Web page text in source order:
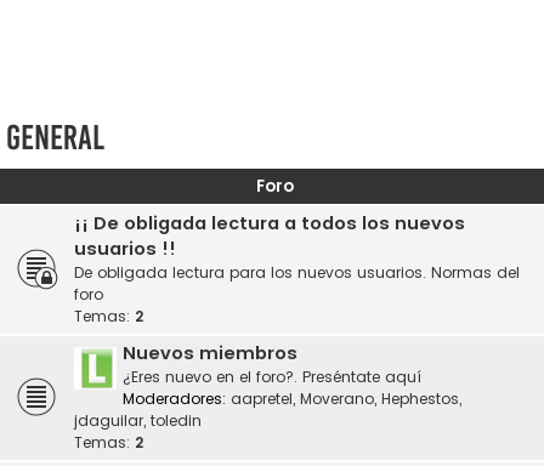
General
Foro
¡¡ De obligada lectura a todos los nuevos
usuarios !!
De obligada lectura para los nuevos usuarios. Normas del
foro
Temas: 2
Nuevos miembros
¿Eres nuevo en el foro?. Preséntate aquí
Moderadores: aapretel, Moverano, Hephestos,
jdaguilar, toledin
Temas: 2